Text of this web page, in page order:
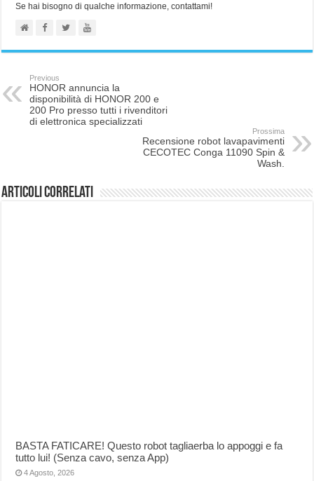
Se hai bisogno di qualche informazione, contattami!
Previous
HONOR annuncia la
disponibilità di HONOR 200 e
200 Pro presso tutti i rivenditori
di elettronica specializzati
Prossima
Recensione robot lavapavimenti
CECOTEC Conga 11090 Spin &
Wash.
Articoli correlati
BASTA FATICARE! Questo robot tagliaerba lo appoggi e fa
tutto lui! (Senza cavo, senza App)
4 Agosto, 2026